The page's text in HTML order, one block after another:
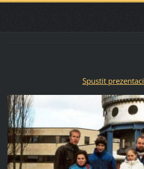
Spustit prezentaci